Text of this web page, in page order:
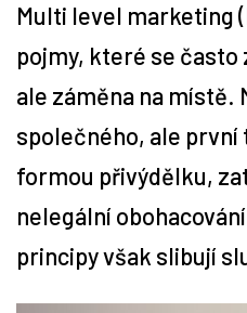
Reality show
Seriály
Tipy
Časopis
Multi level marketing
pojmy, které se často
ale záměna na místě.
společného, ale
formou přivýdělku,
nelegální
principy však slibují